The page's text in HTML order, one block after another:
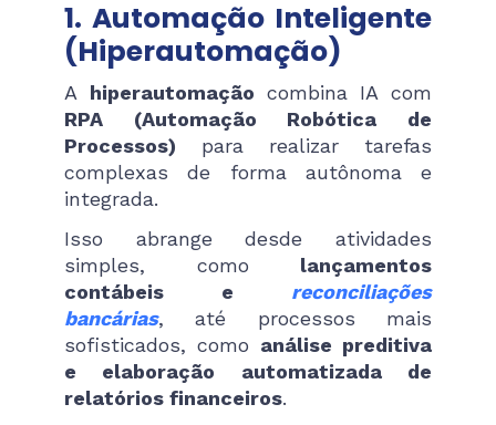
1. Automação Inteligente
(Hiperautomação)
A hiperautomação combina IA com
RPA (Automação Robótica de
Processos) para realizar tarefas
complexas de forma autônoma e
integrada.
Isso abrange desde atividades
simples, como lançamentos
contábeis e reconciliações
bancárias, até processos mais
sofisticados, como análise preditiva
e elaboração automatizada de
relatórios financeiros.